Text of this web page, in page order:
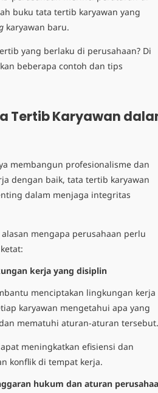
buku tata tertib karyawan yang
karyawan baru.
yang berlaku di perusahaan? Di
beberapa contoh dan tips
Tertib Karyawan
membangun profesionalisme dan
dengan baik, tata tertib karyawan
dalam menjaga integritas
mengapa perusahaan perlu
kerja yang disiplin
menciptakan lingkungan kerja
karyawan mengetahui apa yang
mematuhi aturan-aturan tersebut.
meningkatkan efisiensi dan
konflik di tempat kerja.
hukum dan aturan